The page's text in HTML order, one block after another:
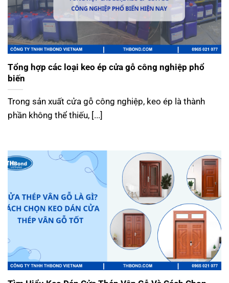
Tổng hợp các loại keo ép cửa gỗ công nghiệp phổ
biến
Trong sản xuất cửa gỗ công nghiệp, keo ép là thành
phần không thể thiếu, [...]